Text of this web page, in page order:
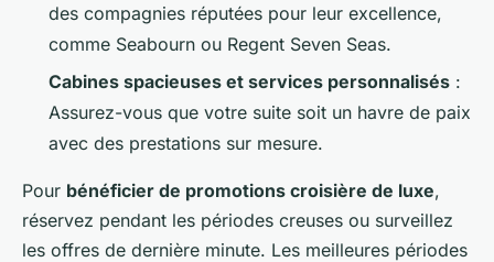
des compagnies réputées pour leur excellence,
comme Seabourn ou Regent Seven Seas.
Cabines spacieuses et services personnalisés :
Assurez-vous que votre suite soit un havre de paix
avec des prestations sur mesure.
Pour bénéficier de promotions croisière de luxe,
réservez pendant les périodes creuses ou surveillez
les offres de dernière minute. Les meilleures périodes